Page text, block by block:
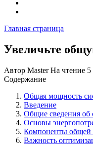
Главная страница
Увеличьте
Автор Master На чтение
Содержание
Общая мощность
Введение
Общие сведения
Основы
Компоненты общей
Важность